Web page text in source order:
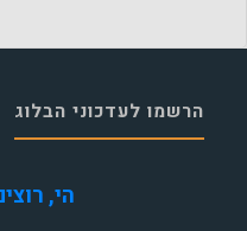
הרשמו לעדכוני הבלוג
הי,